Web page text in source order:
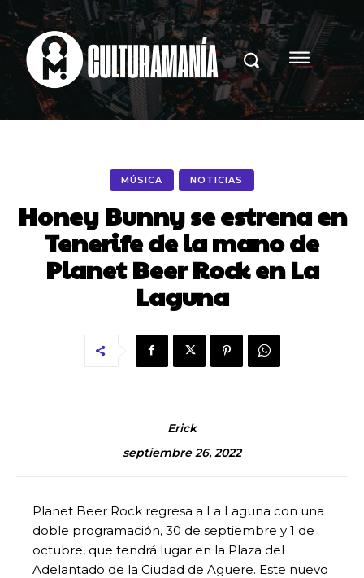
MÚSICA NOTICIAS
Honey Bunny se estrena en
Tenerife de la mano de
Planet Beer Rock en La
Laguna
Erick
septiembre 26, 2022
Planet Beer Rock regresa a La Laguna con una
doble programación, 30 de septiembre y 1 de
octubre, que tendrá lugar en la Plaza del
Adelantado de la Ciudad de Aguere. Este nuevo